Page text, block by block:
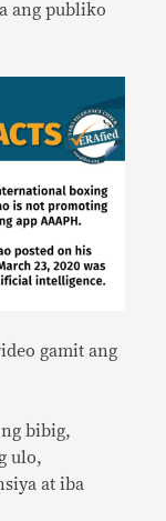
ang publiko
gamit ang
bibig,
ulo,
at iba